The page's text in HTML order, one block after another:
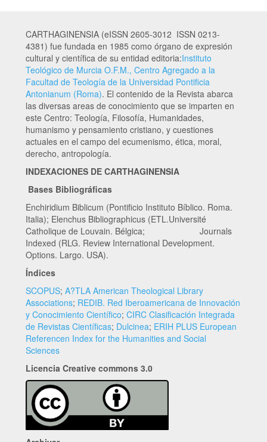
CARTHAGINENSIA (eISSN 2605-3012 ISSN 0213-
4381) fue fundada en 1985 como órgano de expresión
cultural y científica de su entidad editoria:Instituto
Teológico de Murcia O.F.M., Centro Agregado a la
Facultad de Teología de la Universidad Pontificia
Antonianum (Roma). El contenido de la Revista abarca
las diversas areas de conocimiento que se imparten en
este Centro: Teología, Filosofía, Humanidades,
humanismo y pensamiento cristiano, y cuestiones
actuales en el campo del ecumenismo, ética, moral,
derecho, antropología.
INDEXACIONES DE CARTHAGINENSIA
Bases Bibliográficas
Enchiridium Biblicum (Pontificio Instituto Bíblico. Roma.
Italia); Elenchus Bibliographicus (ETL.Université
Catholique de Louvain. Bélgica; Journals
Indexed (RLG. Review International Development.
Options. Largo. USA).
Índices
SCOPUS; A?TLA American Theological Library
Associations; REDIB. Red Iberoamericana de Innovación
y Conocimiento Científico; CIRC Clasificación Integrada
de Revistas Científicas; Dulcinea; ERIH PLUS European
Referencen Index for the Humanities and Social
Sciences
Licencia Creative commons 3.0